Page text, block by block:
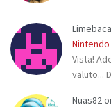
Vista!
valuto...
Nuas82